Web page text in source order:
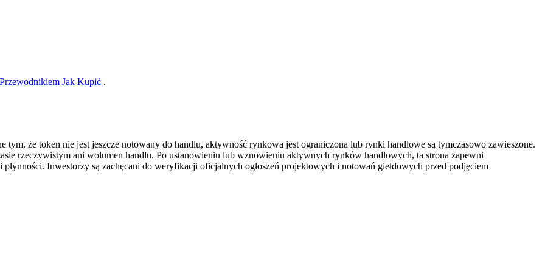
Przewodnikiem Jak Kupić .
tym, że token nie jest jeszcze notowany do handlu, aktywność rynkowa jest ograniczona lub rynki handlowe są tymczasowo zawieszone.
rzeczywistym ani wolumen handlu. Po ustanowieniu lub wznowieniu aktywnych rynków handlowych, ta strona zapewni
Inwestorzy są zachęcani do weryfikacji oficjalnych ogłoszeń projektowych i notowań giełdowych przed podjęciem